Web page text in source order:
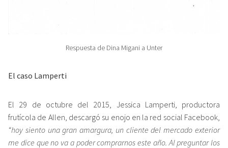
Respuesta de Dina Migani a Unter
El caso Lamperti
El 29 de octubre del 2015, Jessica Lamperti, productora
frutícola de Allen, descargó su enojo en la red social Facebook,
“hoy siento una gran amargura, un cliente del mercado exterior
me dice que no va a poder comprarnos este año. Al preguntar los